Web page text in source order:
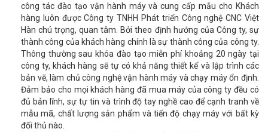
công tác đào tạo vận hành máy và cung cấp mẫu cho Khách
hàng luôn được Công ty TNHH Phát triển Công nghệ CNC Việt
Hàn chú trọng, quan tâm. Bởi theo định hướng của Công ty, sự
thành công của khách hàng chính là sự thành công của công ty.
Thông thường sau khóa đào tạo miễn phí khoảng 20 ngày tại
công ty, khách hàng sẽ tự có khả năng thiết kế và lập trình các
bản vẽ, làm chủ công nghệ vận hành máy và chạy máy ổn định.
Đảm bảo cho mọi khách hàng đã mua máy của công ty đều có
đủ bản lĩnh, sự tự tin và trình độ tay nghề cao để cạnh tranh về
mẫu mã, chất lượng sản phẩm và tiến độ chạy máy với bất kỳ
đối thủ nào.